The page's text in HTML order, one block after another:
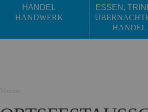
HANDEL
HANDWERK
ESSEN,
HANDEL
Vereine